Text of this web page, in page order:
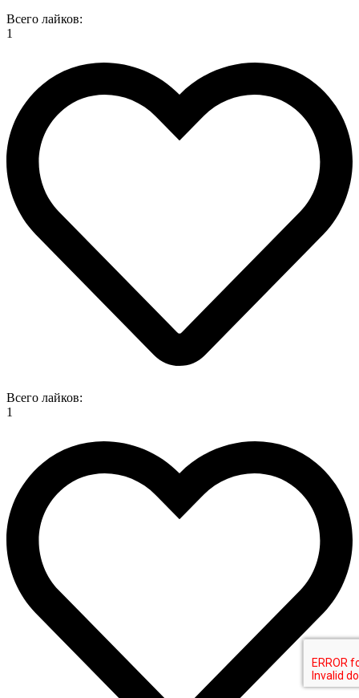
Всего лайков:
1
Всего лайков:
1